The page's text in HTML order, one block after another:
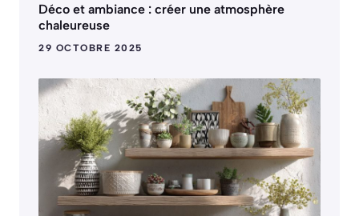
Déco et ambiance : créer une atmosphère
chaleureuse
29 OCTOBRE 2025